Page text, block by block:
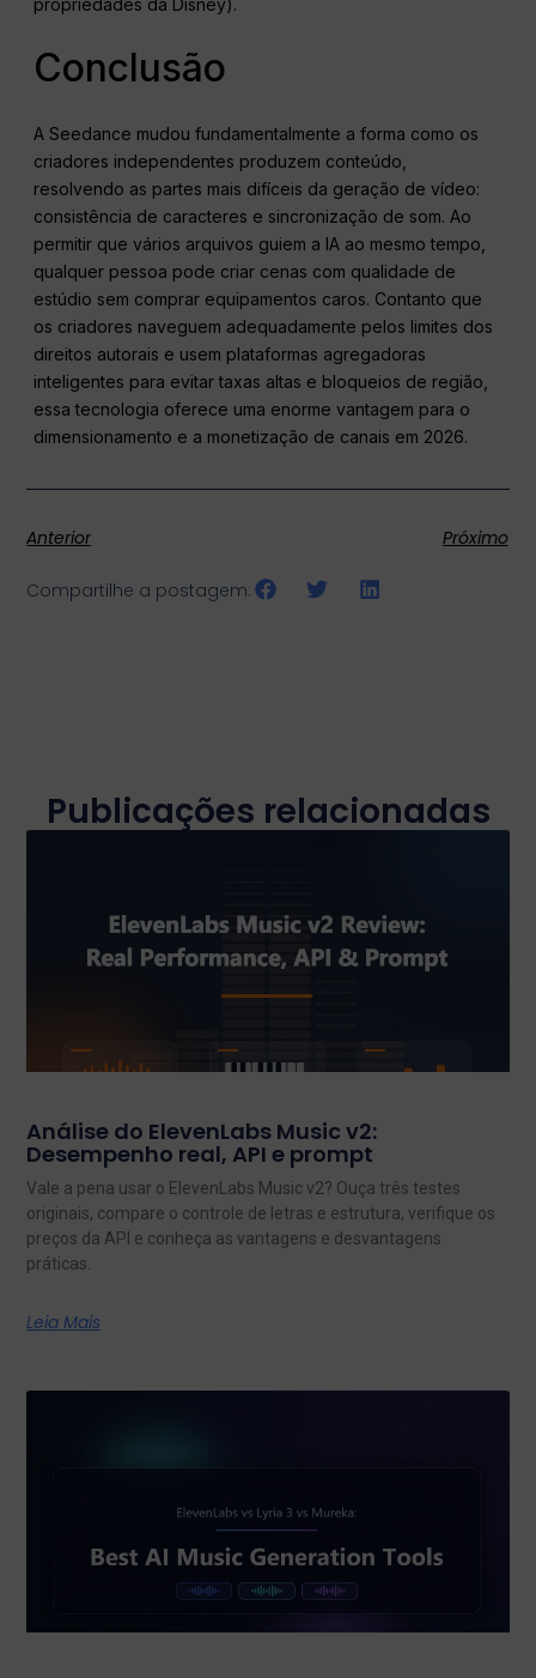
propriedades da Disney).
Conclusão
A Seedance mudou fundamentalmente a forma como os
criadores independentes produzem conteúdo,
resolvendo as partes mais difíceis da geração de vídeo:
consistência de caracteres e sincronização de som. Ao
permitir que vários arquivos guiem a IA ao mesmo tempo,
qualquer pessoa pode criar cenas com qualidade de
estúdio sem comprar equipamentos caros. Contanto que
os criadores naveguem adequadamente pelos limites dos
direitos autorais e usem plataformas agregadoras
inteligentes para evitar taxas altas e bloqueios de região,
essa tecnologia oferece uma enorme vantagem para o
dimensionamento e a monetização de canais em 2026.
Anterior Próximo
Compartilhe a postagem:
Publicações relacionadas
Análise do ElevenLabs Music v2:
Desempenho real, API e prompt
Vale a pena usar o ElevenLabs Music v2? Ouça três testes
originais, compare o controle de letras e estrutura, verifique os
preços da API e conheça as vantagens e desvantagens
práticas.
Leia Mais